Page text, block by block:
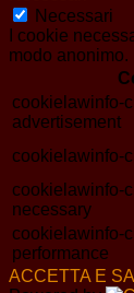
Necessari
I cookie
modo anonimo.
cookielawinfo-
advertisement
cookielawinfo-
cookielawinfo-
necessary
cookielawinfo-
performance
ACCETTA E